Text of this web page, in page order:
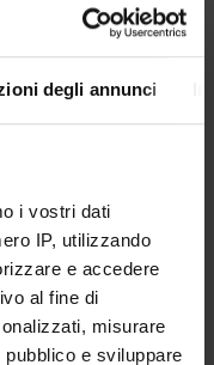
degli annunci
i vostri dati
IP, utilizzando
e accedere
al fine di
misurare
e sviluppare